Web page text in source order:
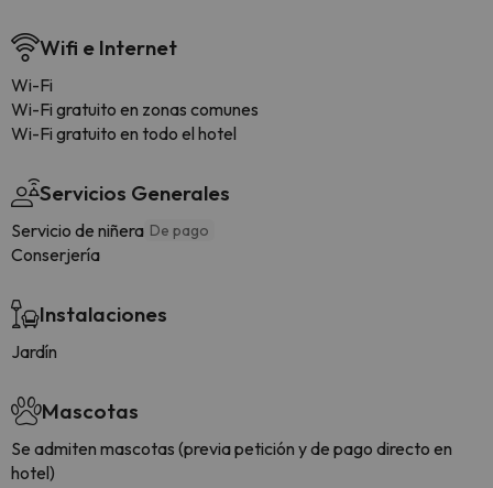
Wifi e Internet
Wi-Fi
Wi-Fi gratuito en zonas comunes
Wi-Fi gratuito en todo el hotel
Servicios Generales
Servicio de niñera De pago
Conserjería
Instalaciones
Jardín
Mascotas
Se admiten mascotas (previa petición y de pago directo en
hotel)